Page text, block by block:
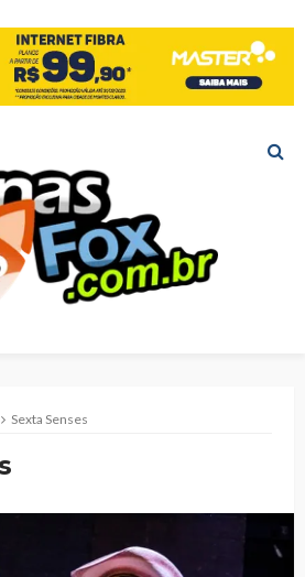
Sexta Senses